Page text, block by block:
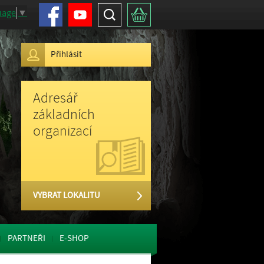
Hledat
Youtube
Facebook
▼
Přihlásit
Adresář
základních
organizací
VYBRAT LOKALITU
PARTNEŘI E-SHOP